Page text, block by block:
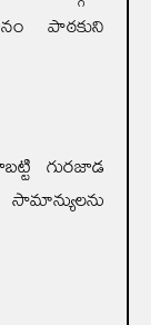
పాఠకుని
గురజాడ